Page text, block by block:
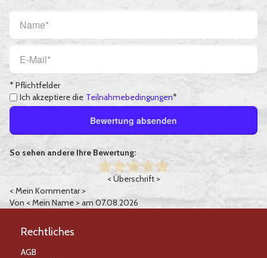
* Pflichtfelder
Ich akzeptiere die Teilnahmebedingungen*
Bewertung absenden
So sehen andere Ihre Bewertung:
< Überschrift >
< Mein Kommentar >
Von < Mein Name > am 07.08.2026
Rechtliches
AGB